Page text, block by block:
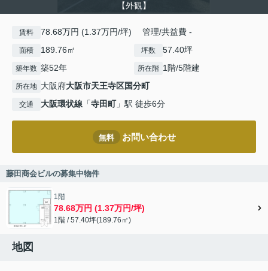
【外観】
賃料 78.68万円 (1.37万円/坪) 管理/共益費 -
面積 189.76㎡ 坪数 57.40坪
築年数 築52年 所在階 1階/5階建
所在地 大阪府大阪市天王寺区国分町
交通 大阪環状線 「寺田町」駅 徒歩6分
無料 お問い合わせ
藤田商会ビルの募集中物件
1階
78.68万円 (1.37万円/坪)
1階 / 57.40坪(189.76㎡)
地図